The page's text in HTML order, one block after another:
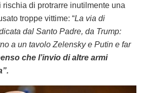
rischia di protrarre inutilmente una
troppe vittime: “La via di
dal Santo Padre, da Trump:
a un tavolo Zelensky e Putin e far
che l’invio di altre armi